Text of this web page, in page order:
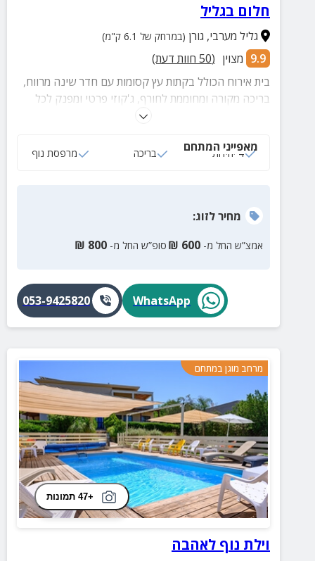
חלום בגליל
גליל מערבי, גורן (במרחק של 6.1 ק"מ)
9.9 מצוין (
50 חוות דעת)
בית אירוח הכולל בקתות עץ קסומות עם חדר שינה מרווח,
בריכה מקורה ומחוממת לחורף, ג'קוזי פרטי ומפנק לכל
יחידה, מרפסת נוף פרטית, סלון מעוצב, מטבחון מאובזר
מאפייני המתחם
4 יחידות בריכה מרפסת נוף
מחירלזוג:
אמצ”ש החל מ- 600
₪ סופ”ש החל מ- 800
₪
WhatsApp
053-9425820
מרחב מוגן במתחם
+47 תמונות
וילת נוף לאהבה